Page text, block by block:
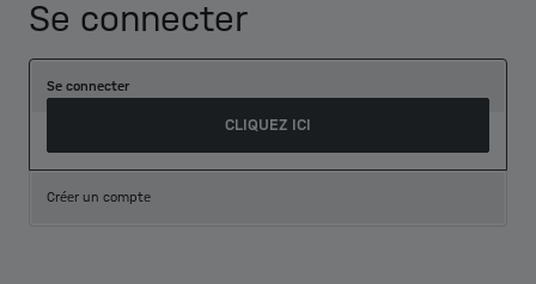
Se connecter
Se connecter
CLIQUEZ ICI
Créer un compte